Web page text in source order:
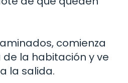
comienza
la habitación y ve
la salida.